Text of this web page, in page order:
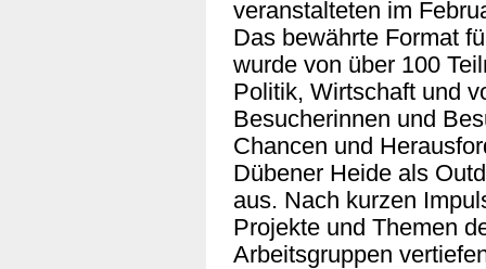
veranstalteten im
Das bewährte Format
wurde von über 100
Politik, Wirtschaft und
Besucherinnen und
Chancen und
Dübener Heide als
aus. Nach kurzen
Projekte und Themen
Arbeitsgruppen